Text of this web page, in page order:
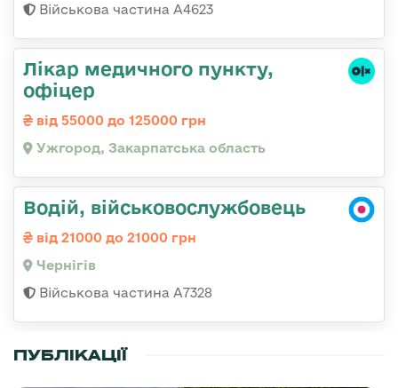
Військова частина А4623
Лікар медичного пункту,
офіцер
від 55000 до 125000 грн
Ужгород, Закарпатська область
Водій, військовослужбовець
від 21000 до 21000 грн
Чернігів
Військова частина А7328
ПУБЛІКАЦІЇ